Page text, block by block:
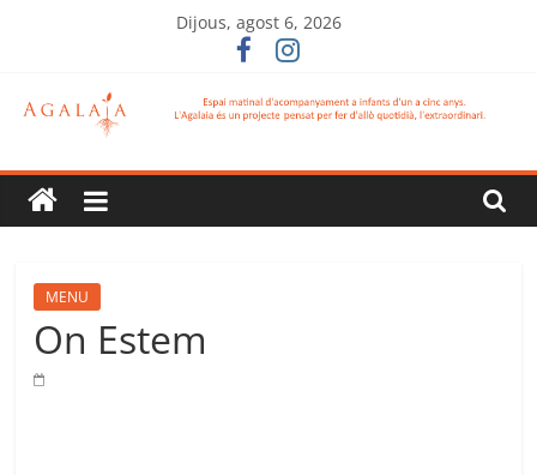
Dijous, agost 6, 2026
L
´Agalaia
Projecte
pensat
per
fer
MENU
On Estem